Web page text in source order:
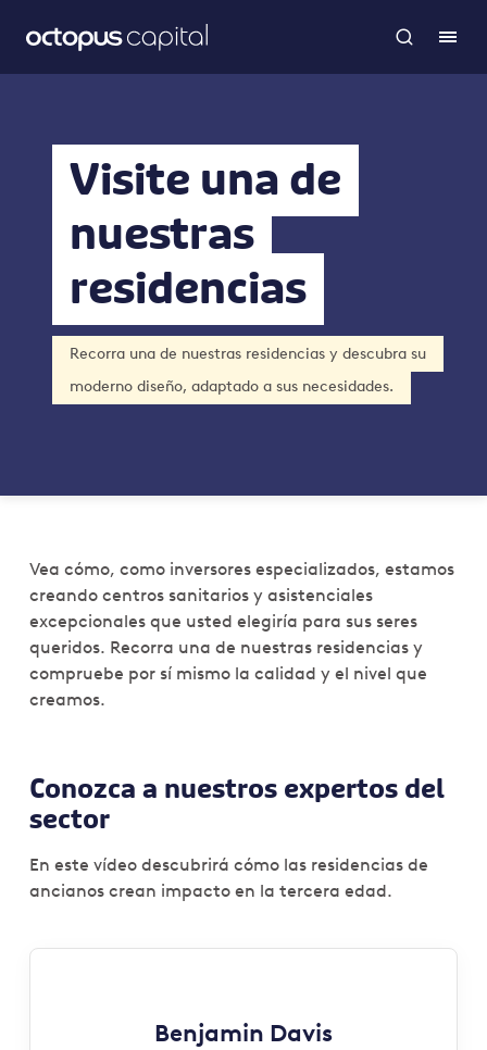
Visite una de
nuestras
residencias
Recorra una de nuestras residencias y descubra su
moderno diseño, adaptado a sus necesidades.
Vea cómo, como inversores especializados, estamos
creando centros sanitarios y asistenciales
excepcionales que usted elegiría para sus seres
queridos. Recorra una de nuestras residencias y
compruebe por sí mismo la calidad y el nivel que
creamos.
Conozca a nuestros expertos del
sector
En este vídeo descubrirá cómo las residencias de
ancianos crean impacto en la tercera edad.
Benjamin Davis